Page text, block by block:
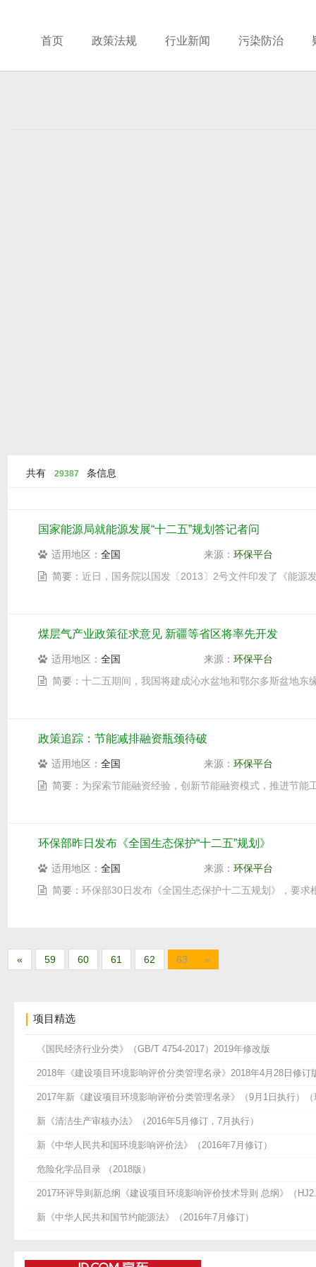
首页 政策法规 行业新闻 污染防治
共有 29387 条信息
国家能源局就能源发展“十二五”规划答记者问
适用地区： 全国 来源： 环保平台
简要： 近日，国务院以国发〔2013〕2号文件印发了《能源
煤层气产业政策征求意见 新疆等省区将率先开发
适用地区： 全国 来源： 环保平台
简要： 十二五期间，我国将建成沁水盆地和鄂尔多斯盆地
政策追踪：节能减排融资瓶颈待破
适用地区： 全国 来源： 环保平台
简要： 为探索节能融资经验，创新节能融资模式，推进节
环保部昨日发布《全国生态保护“十二五”规划》
适用地区： 全国 来源： 环保平台
简要： 环保部30日发布《全国生态保护十二五规划》，要
« 59 60 61 62 63 »
项目精选
《国民经济行业分类》（GB/T 4754-2017）2019年修改版
2018年《建设项目环境影响评价分类管理名录》2018年4月28日修订
2017年新《建设项目环境影响评价分类管理名录》（9月1日执行）
新《清洁生产审核办法》（2016年5月修订，7月执行）
新《中华人民共和国环境影响评价法》（2016年7月修订）
危险化学品目录 （2018版）
2017环评导则新总纲《建设项目环境影响评价技术导则 总纲》（
新《中华人民共和国节约能源法》（2016年7月修订）